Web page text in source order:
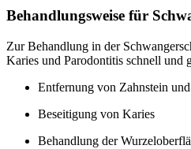
Behandlungsweise für
Zur Behandlung in der
Karies und Parodontitis schnell und
Entfernung von Zahnstein
Beseitigung von Karies
Behandlung der